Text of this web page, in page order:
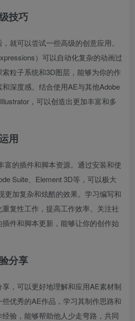
技巧
就可以尝试一些高级的创意应用。
）可以自动化复杂的动画过
粒子系统和3D图层，能够为你的作
深度感。结合使用AE与其他Adobe
，可以创造出更加丰富和多
用
富的插件和脚本资源。通过安装和使
Suite、Element 3D等，可以极大
更加复杂和炫酷的效果。学习编写和
复性工作，提高工作效率。关注社
件和脚本更新，能够让你的创作始
分享
，可以更好地理解和应用AE素材制
优秀的AE作品，学习其制作思路和
验，能够帮助他人少走弯路，共同